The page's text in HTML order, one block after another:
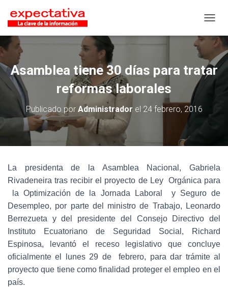
Asamblea tiene 30 días para tratar
reformas laborales
Publicado por Administrador el 24 febrero, 2016
La presidenta de la Asamblea Nacional, Gabriela
Rivadeneira tras recibir el proyecto de Ley Orgánica para
la Optimización de la Jornada Laboral y Seguro de
Desempleo, por parte del ministro de Trabajo, Leonardo
Berrezueta y del presidente del Consejo Directivo del
Instituto Ecuatoriano de Seguridad Social, Richard
Espinosa, levantó el receso legislativo que concluye
oficialmente el lunes 29 de febrero, para dar trámite al
proyecto que tiene como finalidad proteger el empleo en el
país.